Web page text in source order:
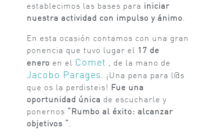
establecimos las bases para iniciar
nuestra actividad con impulso y ánimo
En esta ocasión contamos con una gran
ponencia que tuvo lugar el 17 de
enero en el Comet , de la mano de
Jacobo Parages . ¡Una pena para l@s
que os la perdisteis! Fue una
oportunidad única de escucharle y
ponernos “Rumbo al éxito: alcanzar
objetivos “